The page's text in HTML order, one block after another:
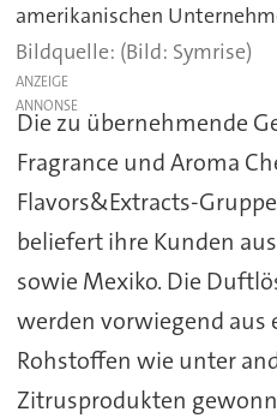
amerikanischen
(Bild: Symrise)
ANZEIGE
Die zu übernehmende
Fragrance und Aroma
Flavors&Extracts-
beliefert ihre Kunden
sowie Mexiko. Die
werden vorwiegend aus
Rohstoffen wie unter
Zitrusprodukten